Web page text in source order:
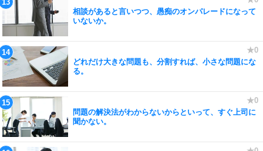
相談があると言いつつ、愚痴のオンパレードになって
いないか。
どれだけ大きな問題も、分割すれば、小さな問題にな
る。
問題の解決法がわからないからといって、すぐ上司に
聞かない。